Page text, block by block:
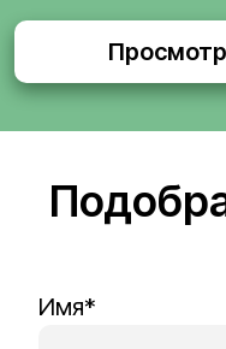
Имя*